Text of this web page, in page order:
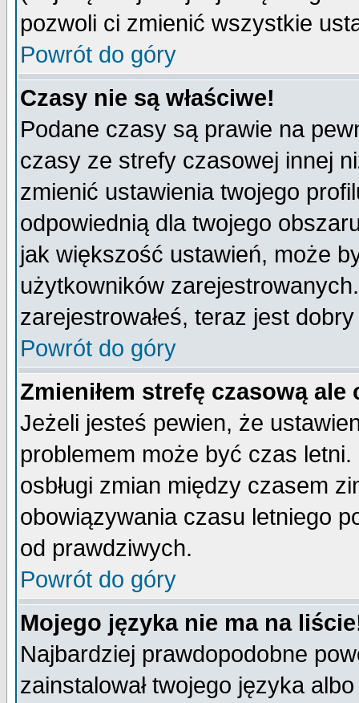
pozwoli ci zmienić wszystkie
Powrót do góry
Czasy nie są właściwe!
Podane czasy są prawie na
czasy ze strefy czasowej innej
zmienić ustawienia twojego
odpowiednią dla twojego
jak większość ustawień, może
użytkowników
zarejestrowałeś, teraz jest
Powrót do góry
Zmieniłem strefę czasową
Jeżeli jesteś pewien, że
problemem może być czas
osbługi zmian między czasem
obowiązywania czasu letniego
od prawdziwych.
Powrót do góry
Mojego języka nie ma na
Najbardziej prawdopodobne
zainstalował twojego języka